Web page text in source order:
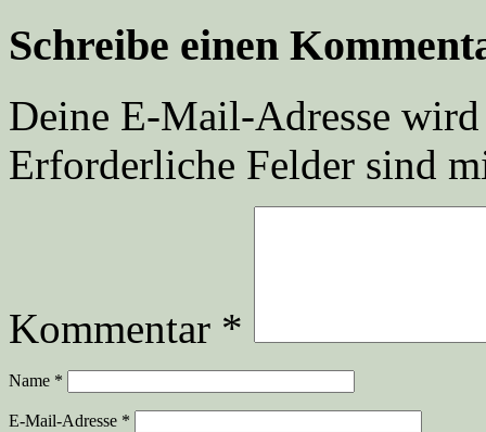
Schreibe einen
Deine E-Mail-Adresse
Erforderliche Felder sind
Kommentar *
Name *
E-Mail-Adresse *